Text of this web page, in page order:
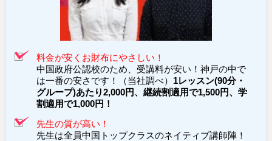
料金が安くお財布にやさしい！
中国政府公認校のため、受講料が安い！神戸の中で
は一番の安さです！（当社調べ） 1レッスン(90分・
グループ)あたり2,000円、継続割適用で1,500円、学
割適用で1,000円！
先生の質が高い！
先生は全員中国トップクラスのネイティブ講師陣！